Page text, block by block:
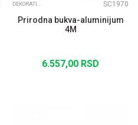
DEKORATIVNI RAMOVI UNICA TOP ALUM. MEDJURAM SC1970
Prirodna bukva-aluminijum
4M
6.557,00 RSD